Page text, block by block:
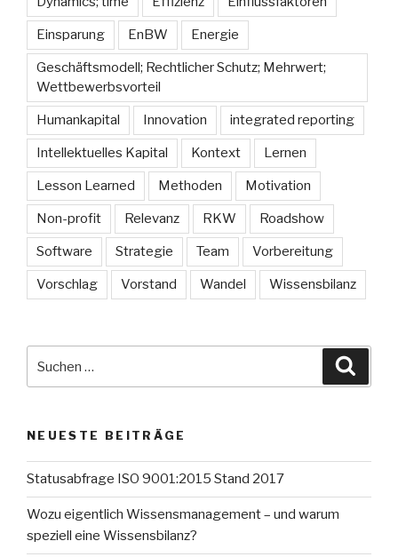
Einsparung EnBW Energie
Geschäftsmodell; Rechtlicher Schutz; Mehrwert;
Wettbewerbsvorteil
Humankapital Innovation integrated reporting
Intellektuelles Kapital Kontext Lernen
Lesson Learned Methoden Motivation
Non-profit Relevanz RKW Roadshow
Software Strategie Team Vorbereitung
Vorschlag Vorstand Wandel Wissensbilanz
nach:
NEUESTE BEITRÄGE
Statusabfrage ISO 9001:2015 Stand 2017
Wozu eigentlich Wissensmanagement – und warum
speziell eine Wissensbilanz?